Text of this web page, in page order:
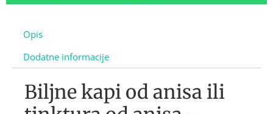
Opis
Dodatne informacije
Biljne kapi od anisa ili